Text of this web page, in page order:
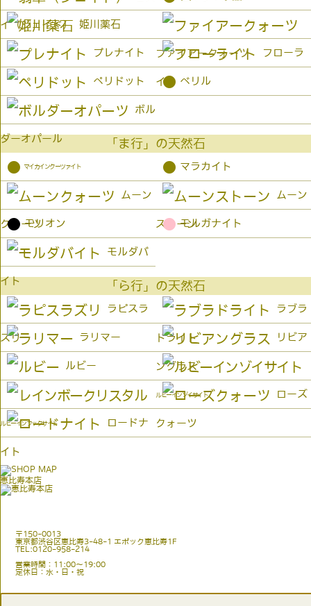
イ（ジェイド） 姫川薬石
ファイアークォーツ
プレナイト フローラ
イト
ペリドット ● ベリル
ボル
ダーオパール 「ま行」の天然石
● マイカインクーツァイト ● マラカイト
ムーン
クォーツ
ムーン
ストーン
● モリオン ● モルガナイト
モルダバ
イト 「ら行」の天然石
ラピスラ
ズリ
ラブラ
ドライト
ラリマー リビア
ングラス
ルビー
ルビーインゾイサイト
ルビーインフックサイト
ローズ
クォーツ
ロードナ
イト
恵比寿本店
〒150-0013
東京都渋谷区恵比寿3-48-1 エポック恵比寿1F
TEL:0120-958-214
営業時間：11:00〜19:00
定休日：水・日・祝